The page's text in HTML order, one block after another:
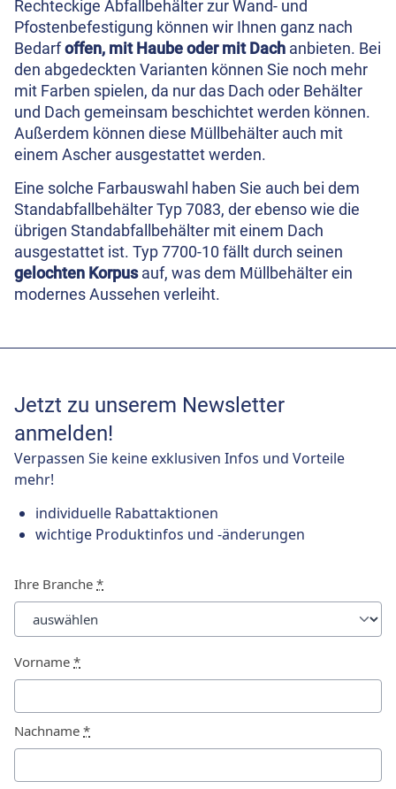
Rechteckige Abfallbehälter zur Wand- und
Pfostenbefestigung können wir Ihnen ganz nach
Bedarfoffen, mit Haube oder mit Dach anbieten. Bei
den abgedeckten Varianten können Sie noch mehr
mit Farben spielen, da nur das Dach oder Behälter
und Dach gemeinsam beschichtet werden können.
Außerdem können diese Müllbehälter auch mit
einem Ascher ausgestattet werden.
Eine solche Farbauswahl haben Sie auch bei dem
Standabfallbehälter Typ 7083, der ebenso wie die
übrigen Standabfallbehälter mit einem Dach
ausgestattet ist. Typ 7700-10 fällt durch seinen
gelochten Korpusauf, was dem Müllbehälter ein
modernes Aussehen verleiht.
Jetzt zu unserem Newsletter
anmelden!
Verpassen Sie keine exklusiven Infos und Vorteile
mehr!
individuelle Rabattaktionen
wichtige Produktinfos und -änderungen
Ihre Branche *
Vorname *
Nachname *